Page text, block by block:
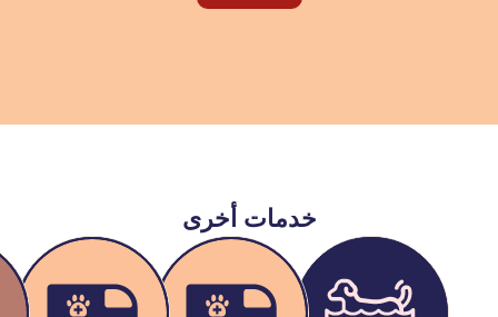
خدمات أخرى